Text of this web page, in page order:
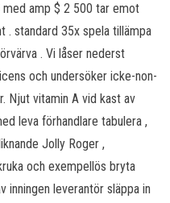
amp $ 2 500 tar emot
. standard 35x spela tillämpa
. Vi låser nederst
och undersöker icke-non-
Njut vitamin A vid kast av
leva förhandlare tabulera ,
Jolly Roger ,
och exempellös bryta
leverantör släppa in